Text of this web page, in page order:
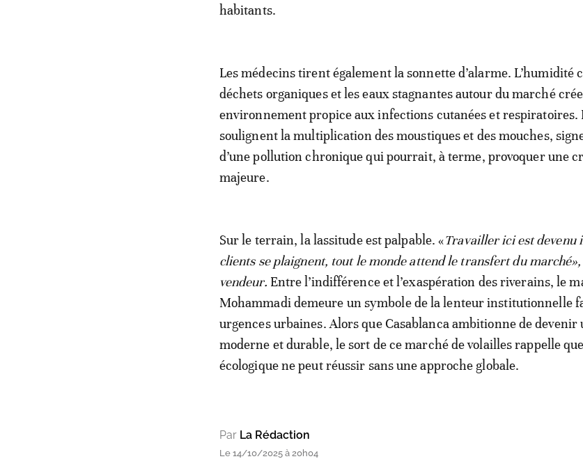
habitants.
Les médecins tirent également la sonnette d’alarme. L’humidité
déchets organiques et les eaux stagnantes autour du marché
environnement propice aux infections cutanées et respiratoires.
soulignent la multiplication des moustiques et des mouches,
d’une pollution chronique qui pourrait, à terme, provoquer une
majeure.
Sur le terrain, la lassitude est palpable. «Travailler ici est devenu
clients se plaignent, tout le monde attend le transfert du
vendeur. Entre l’indifférence et l’exaspération des riverains, le
Mohammadi demeure un symbole de la lenteur institutionnelle
urgences urbaines. Alors que Casablanca ambitionne de devenir
moderne et durable, le sort de ce marché de volailles rappelle
écologique ne peut réussir sans une approche globale.
Par La Rédaction
Le 14/10/2025 à 20h04